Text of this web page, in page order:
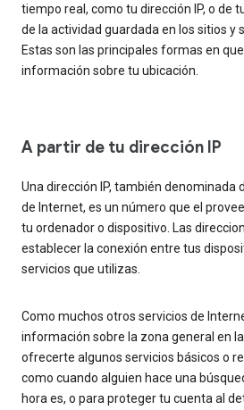
tiempo real, como tu dirección IP, o de
de la actividad guardada en los sitios y
Estas son las principales formas en
información sobre tu ubicación.
A partir de tu dirección IP
Una dirección IP, también denominada
de Internet, es un número que el
tu ordenador o dispositivo. Las
establecer la conexión entre tus
servicios que utilizas.
Como muchos otros servicios de
información sobre la zona general en
ofrecerte algunos servicios básicos o
como cuando alguien hace una
hora es, o para proteger tu cuenta al